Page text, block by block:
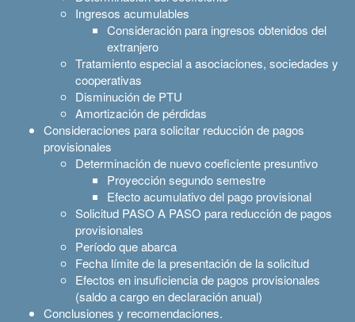
Ingresos acumulables
Consideración para ingresos obtenidos del
extranjero
Tratamiento especial a asociaciones, sociedades y
cooperativas
Disminución de PTU
Amortización de pérdidas
Consideraciones para solicitar reducción de pagos
provisionales
Determinación de nuevo coeficiente presuntivo
Proyección segundo semestre
Efecto acumulativo del pago provisional
Solicitud PASO A PASO para reducción de pagos
provisionales
Período que abarca
Fecha límite de la presentación de la solicitud
Efectos en insuficiencia de pagos provisionales
(saldo a cargo en declaración anual)
Conclusiones y recomendaciones.